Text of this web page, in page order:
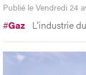
Publié le Vendredi 24
#Gaz L'industrie